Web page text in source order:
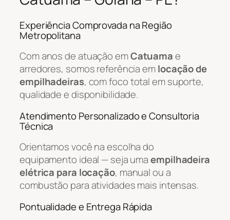
Experiência Comprovada na Região
Metropolitana
Com anos de atuação emCatuamae
arredores, somos referência emlocação de
empilhadeiras, com foco total em suporte,
qualidade e disponibilidade.
Atendimento Personalizado e Consultoria
Técnica
Orientamos você na escolha do
equipamento ideal — seja umaempilhadeira
elétrica para locação, manual ou a
combustão para atividades mais intensas.
Pontualidade e Entrega Rápida